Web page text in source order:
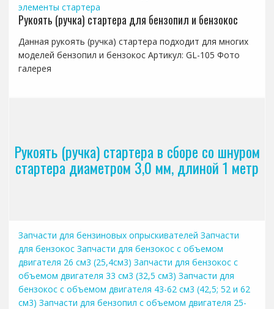
элементы стартера
Рукоять (ручка) стартера для бензопил и бензокос
Данная рукоять (ручка) стартера подходит для многих
моделей бензопил и бензокос Артикул: GL-105 Фото
галерея
Рукоять (ручка) стартера в сборе со шнуром
стартера диаметром 3,0 мм, длиной 1 метр
Запчасти для бензиновых опрыскивателей Запчасти
для бензокос Запчасти для бензокос с объемом
двигателя 26 см3 (25,4см3) Запчасти для бензокос с
объемом двигателя 33 см3 (32,5 см3) Запчасти для
бензокос с объемом двигателя 43-62 см3 (42,5; 52 и 62
см3) Запчасти для бензопил с объемом двигателя 25-